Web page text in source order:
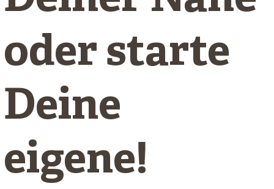
oder starte
Deine
eigene!